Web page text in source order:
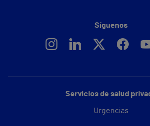
Servicios de salud
Urgencias
Síguenos